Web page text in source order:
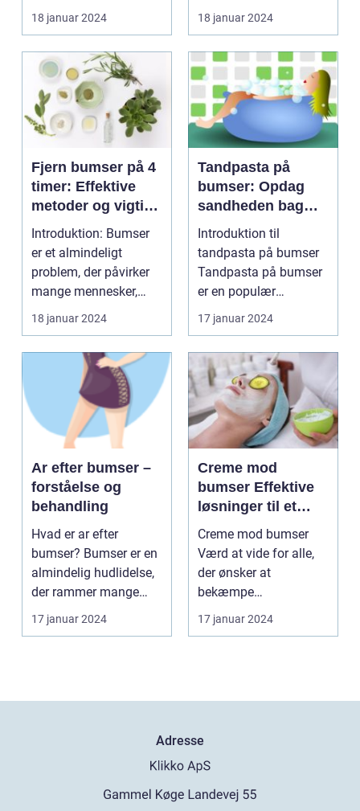
smertefuldt det kan
være. ...
18 januar 2024
følelsesmæssigt
belastende, især ...
18 januar 2024
Fjern bumser på 4
timer: Effektive
metoder og vigtige
oplysninger
Introduktion: Bumser
er et almindeligt
problem, der påvirker
mange mennesker,
især dem i skønheds-
o...
18 januar 2024
Tandpasta på
bumser: Opdag
sandheden bag
dette populære
hjemmebehandlin
gsmiddel
Introduktion til
tandpasta på bumser
Tandpasta på bumser
er en populær
hjemmebehandlingsm
etode, som...
17 januar 2024
Ar efter bumser –
forståelse og
behandling
Hvad er ar efter
bumser? Bumser er en
almindelig hudlidelse,
der rammer mange
mennesker i deres
tee...
17 januar 2024
Creme mod
bumser Effektive
løsninger til et
glattere og mere
sundt udseende
Creme mod bumser
Værd at vide for alle,
der ønsker at
bekæmpe
hudproblemer
Introduktion til creme...
17 januar 2024
Adresse